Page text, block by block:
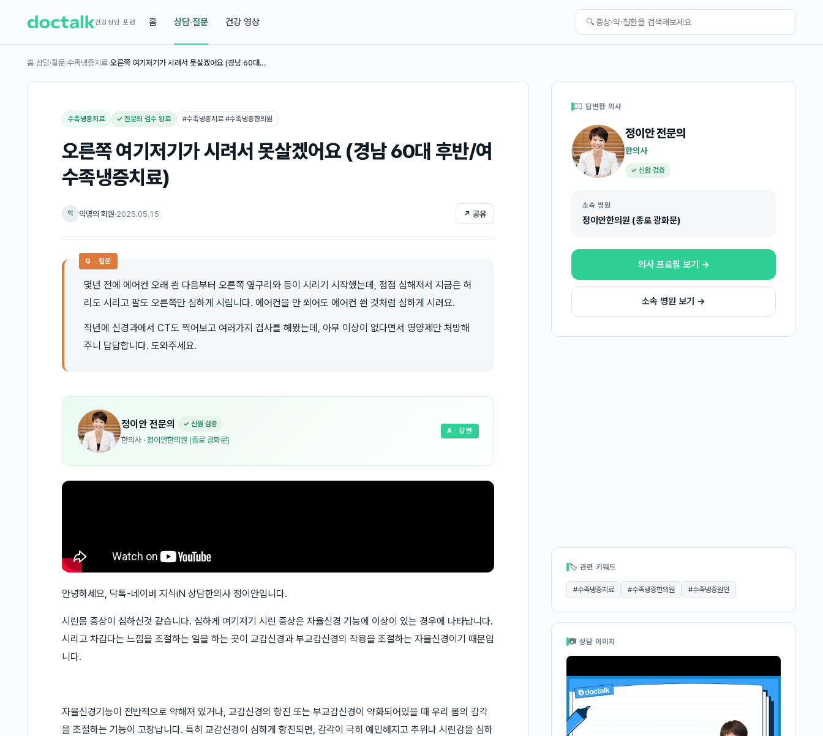
건강상담 포럼 홈 상담·질문 건강 영상 🔍
홈›상담·질문›수족냉증치료›오른쪽 여기저기가 시려서 못살겠어요 (경남 60대…
수족냉증치료 ✓ 전문의 검수 완료 #수족냉증치료 #수족냉증한의원
오른쪽 여기저기가 시려서 못살겠어요 (경남 60대 후반/여
수족냉증치료)
익 익명의 회원·2025.05.15 ↗ 공유
Q · 질문
몇년 전에 에어컨 오래 쐰 다음부터 오른쪽 옆구리와 등이 시리기 시작했는데, 점점 심해져서 지금은 허
리도 시리고 팔도 오른쪽만 심하게 시립니다. 에어컨을 안 쐬어도 에어컨 쐰 것처럼 심하게 시려요.
작년에 신경과에서 CT도 찍어보고 여러가지 검사를 해봤는데, 아무 이상이 없다면서 영양제만 처방해
주니 답답합니다. 도와주세요.
정이안 전문의 ✓ 신원 검증
한의사 · 정이안한의원 (종로 광화문)
A · 답변
안녕하세요, 닥톡-네이버 지식iN 상담한의사 정이안입니다.
시린몸 증상이 심하신것 같습니다. 심하게 여기저기 시린 증상은 자율신경 기능에 이상이 있는 경우에 나타납니다.
시리고 차갑다는 느낌을 조절하는 일을 하는 곳이 교감신경과 부교감신경의 작용을 조절하는 자율신경이기 때문입
니다.
자율신경기능이 전반적으로 약해져 있거나, 교감신경의 항진 또는 부교감신경이 약화되어있을 때 우리 몸의 감각
을 조절하는 기능이 고장납니다. 특히 교감신경이 심하게 항진되면, 감각이 극히 예민해지고 추위나 시린감을 심하
👩‍⚕️ 답변한 의사
정이안전문의
한의사
✓ 신원 검증
소속 병원
정이안한의원 (종로 광화문)
의사 프로필 보기 →
소속 병원 보기 →
🏷 관련 키워드
#수족냉증치료 #수족냉증한의원 #수족냉증원인
📷 상담 이미지